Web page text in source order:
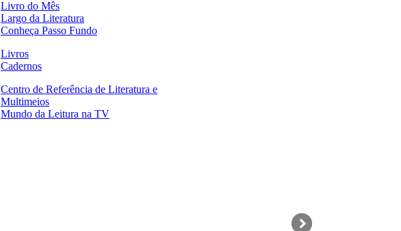
Livro do Mês
Largo da Literatura
Conheça Passo Fundo
Livros
Cadernos
Centro de Referência de Literatura e
Multimeios
Mundo da Leitura na TV